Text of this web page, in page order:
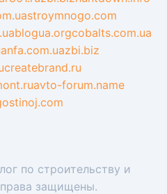
stroymnogo.com
blogua.orgcobalts.com.ua
nfa.com.uazbi.biz
createbrand.ru
avto-forum.name
по строительству и
защищены.